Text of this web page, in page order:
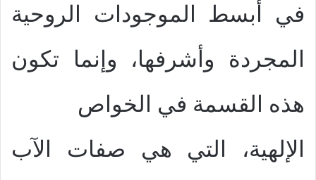
في أبسط الموجودات الروحية
المجردة وأشرفها، وإنما تكون
هذه القسمة في الخواص
الإلهية، التي هي صفات الآب